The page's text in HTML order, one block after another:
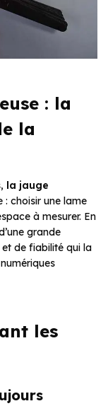
: la
la
la jauge
: choisir une lame
à mesurer. En
grande
et de fiabilité qui la
les